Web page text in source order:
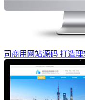
司商用网站源码 打造